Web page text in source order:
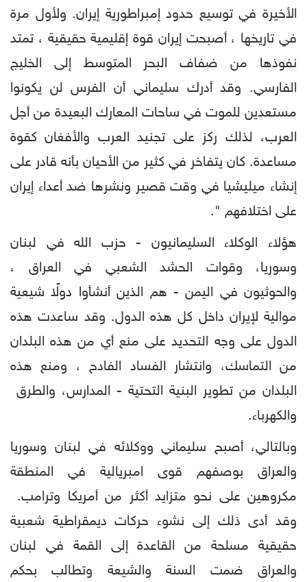
الأخيرة في توسيع حدود إمبراطورية إيران. ولأول مرة
في تاريخها ، أصبحت إيران قوة إقليمية حقيقية ، تمتد
نفوذها من ضفاف البحر المتوسط إلى الخليج
الفارسي. وقد أدرك سليماني أن الفرس لن يكونوا
مستعدين للموت في ساحات المعارك البعيدة من أجل
العرب، لذلك ركز على تجنيد العرب والأفغان كقوة
مساعدة. كان يتفاخر في كثير من الأحيان بأنه قادر على
إنشاء ميليشيا في وقت قصير ونشرها ضد أعداء إيران
على اختلافهم ".
هؤلاء الوكلاء السليمانيون - حزب الله في لبنان
وسوريا، وقوات الحشد الشعبي في العراق ،
والحوثيون في اليمن - هم الذين أنشأوا دولًا شيعية
موالية لإيران داخل كل هذه الدول. وقد ساعدت هذه
الدول على وجه التحديد على منع أي من هذه البلدان
من التماسك، وانتشار الفساد الفادح ، ومنع هذه
البلدان من تطوير البنية التحتية - المدارس، والطرق
والكهرباء.
وبالتالي، أصبح سليماني ووكلائه في لبنان وسوريا
والعراق بوصفهم قوى امبريالية في المنطقة
مكروهين على نحو متزايد أكثر من أمريكا وترامب.
وقد أدى ذلك إلى نشوء حركات ديمقراطية شعبية
حقيقية مسلحة من القاعدة إلى القمة في لبنان
والعراق ضمت السنة والشيعة وتطالب بحكم